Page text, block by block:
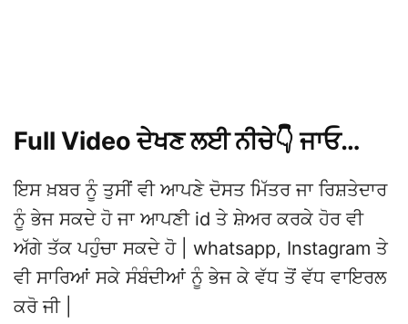
Full Video ਦੇਖਣ ਲਈ ਨੀਚੇ👇 ਜਾਓ…
ਇਸ ਖ਼ਬਰ ਨੂੰ ਤੁਸੀਂ ਵੀ ਆਪਣੇ ਦੋਸਤ ਮਿੱਤਰ ਜਾ ਰਿਸ਼ਤੇਦਾਰ
ਨੂੰ ਭੇਜ ਸਕਦੇ ਹੋ ਜਾ ਆਪਣੀ id ਤੇ ਸ਼ੇਅਰ ਕਰਕੇ ਹੋਰ ਵੀ
ਅੱਗੇ ਤੱਕ ਪਹੁੰਚਾ ਸਕਦੇ ਹੋ | whatsapp, Instagram ਤੇ
ਵੀ ਸਾਰਿਆਂ ਸਕੇ ਸੰਬੰਦੀਆਂ ਨੂੰ ਭੇਜ ਕੇ ਵੱਧ ਤੋਂ ਵੱਧ ਵਾਇਰਲ
ਕਰੋ ਜੀ |